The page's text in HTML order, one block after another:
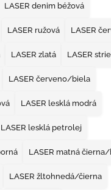
LASER denim béžová
LASER ružová LASER
LASER zlatá LASER
LASER červeno/biela
LASER lesklá modrá
LASER lesklá petrolej
LASER matná
LASER žltohnedá/čierna